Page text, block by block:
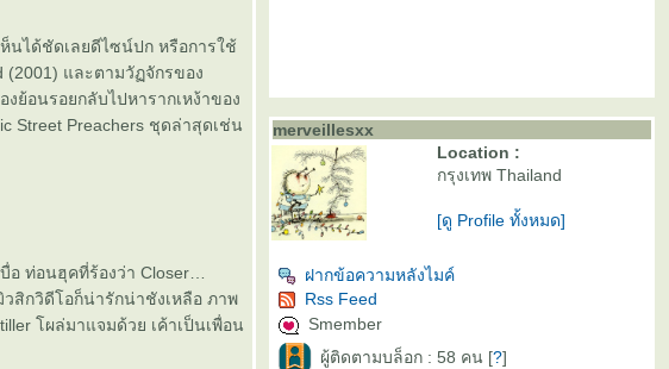
นได้ชัดเลยดีไซน์ปก หรือการใช้
(2001) และตามวัฏจักรของ
ย้อนรอยกลับไปหารากเหง้าของ
Street Preachers ชุดล่าสุดเช่น
อ ท่อนฮุคที่ร้องว่า Closer
สิกวิดีโอก็น่ารักน่าชังเหลือ ภาพ
โผล่มาแจมด้วย เค้าเป็นเพื่อน
merveillesxx
Location :
กรุงเทพ Thailand
[ดู Profile ทั้งหมด]
ฝากข้อความหลังไมค์
Rss Feed
Smember
ผู้ติดตามบล็อก : 58 คน [?]